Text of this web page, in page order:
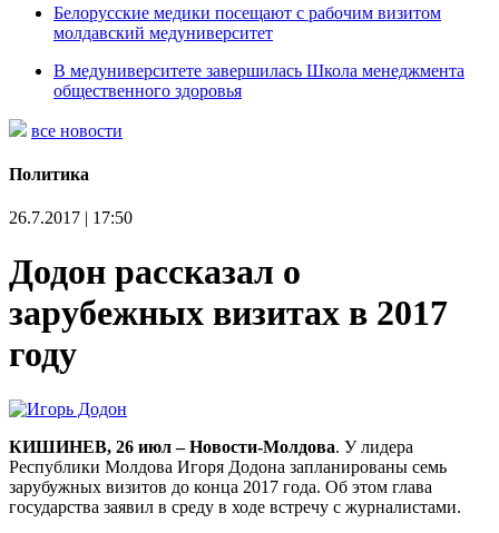
Белорусские медики посещают с рабочим визитом
молдавский медуниверситет
В медуниверситете завершилась Школа менеджмента
общественного здоровья
все новости
Политика
26.7.2017 | 17:50
Додон рассказал о
зарубежных визитах в 2017
году
КИШИНЕВ, 26 июл – Новости-Молдова. У лидера
Республики Молдова Игоря Додона запланированы семь
зарубужных визитов до конца 2017 года. Об этом глава
государства заявил в среду в ходе встречу с журналистами.